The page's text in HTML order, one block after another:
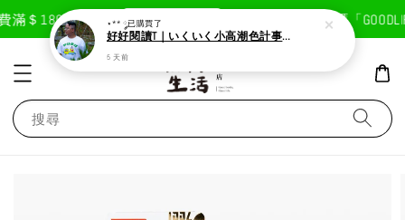
＄1800免運費 現在去購物！ 首次註冊輸入折扣碼「
搜尋
⋆** ༘已購買了
好好閱讀T｜いくいく小高潮色計事務所X好好生活書店聯名款
5 天前